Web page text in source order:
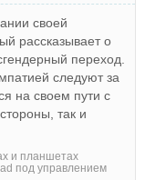
своей
рассказывает о
переход.
следуют за
на своем пути с
так и
и планшетах
под управлением